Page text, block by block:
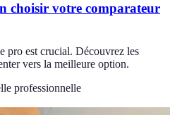
choisir votre comparateur
pro est crucial. Découvrez les
vers la meilleure option.
professionnelle